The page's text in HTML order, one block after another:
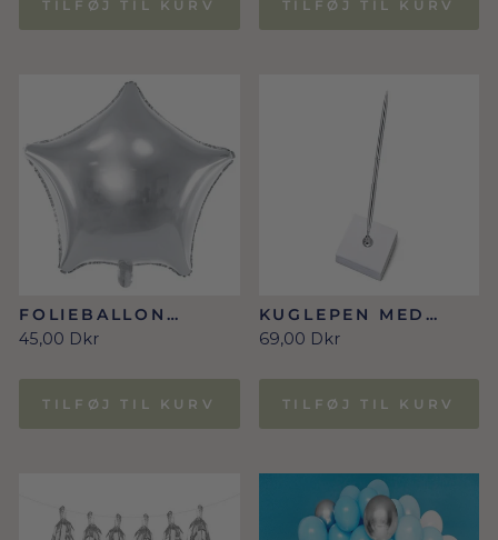
TILFØJ TIL KURV TILFØJ TIL KURV
FOLIEBALLON
STJERNE, 70CM,
SØLV
45,00 Dkr
TILFØJ TIL KURV
KUGLEPEN MED
HOLDER I
HVID/SØLV
69,00 Dkr
TILFØJ TIL KURV